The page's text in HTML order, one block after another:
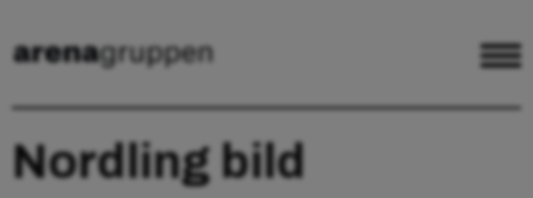
Nordling bild